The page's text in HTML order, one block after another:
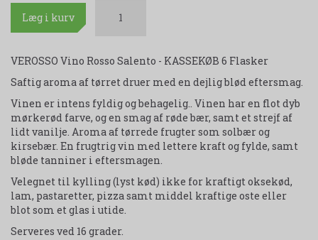
Læg i kurv
VEROSSO Vino Rosso Salento - KASSEKØB 6 Flasker
Saftig aroma af tørret druer med en dejlig blød eftersmag.
Vinen er intens fyldig og behagelig.. Vinen har en flot dyb
mørkerød farve, og en smag af røde bær, samt et strejf af
lidt vanilje. Aroma af tørrede frugter som solbær og
kirsebær. En frugtrig vin med lettere kraft og fylde, samt
bløde tanniner i eftersmagen.
Velegnet til kylling (lyst kød) ikke for kraftigt oksekød,
lam, pastaretter, pizza samt middel kraftige oste eller
blot som et glas i utide.
Serveres ved 16 grader.